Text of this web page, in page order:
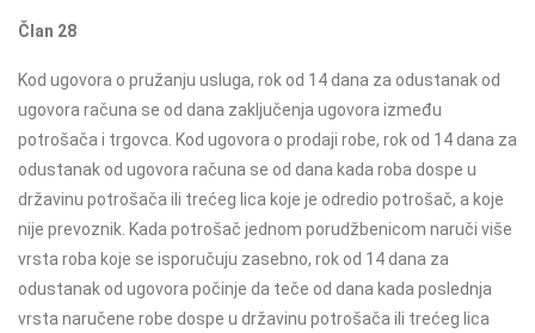
Član 28
Kod ugovora o pružanju usluga, rok od 14 dana za odustanak od
ugovora računa se od dana zaključenja ugovora između
potrošača i trgovca. Kod ugovora o prodaji robe, rok od 14 dana za
odustanak od ugovora računa se od dana kada roba dospe u
državinu potrošača ili trećeg lica koje je odredio potrošač, a koje
nije prevoznik. Kada potrošač jednom porudžbenicom naruči više
vrsta roba koje se isporučuju zasebno, rok od 14 dana za
odustanak od ugovora počinje da teče od dana kada poslednja
vrsta naručene robe dospe u državinu potrošača ili trećeg lica